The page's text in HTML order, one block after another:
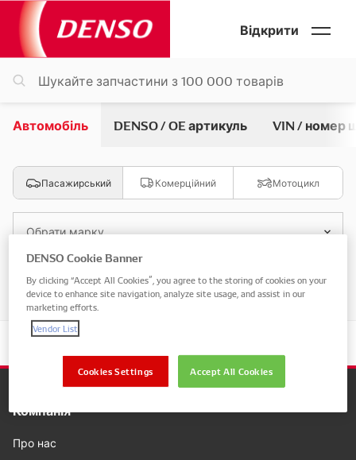
Відкрити
Автомобіль DENSO / OE артикуль VIN / номер
Пасажирський Комерційний Мотоцикл
Обрати марку
Обрати модель
Компанія
Про нас
DENSO Cookie Banner
By clicking “Accept All Cookies”, you agree to the storing of cookies on your
device to enhance site navigation, analyze site usage, and assist in our
marketing efforts.
Vendor List
Accept All Cookies
Cookies Settings